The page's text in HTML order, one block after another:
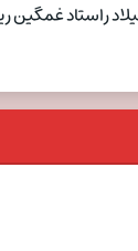
راستاد